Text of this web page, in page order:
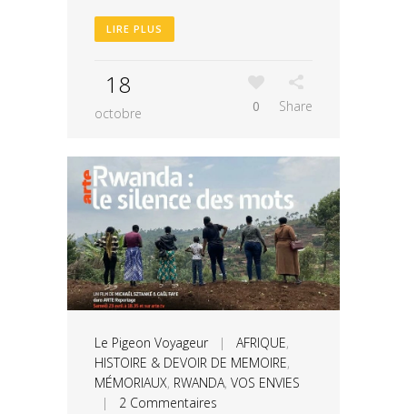
LIRE PLUS
18
octobre 0 Share
Le Pigeon Voyageur| AFRIQUE,
HISTOIRE & DEVOIR DE MEMOIRE,
MÉMORIAUX, RWANDA, VOS ENVIES
| 2 Commentaires